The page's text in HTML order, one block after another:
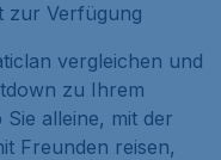
zur Verfügung
vergleichen und
zu Ihrem
alleine, mit der
Freunden reisen,